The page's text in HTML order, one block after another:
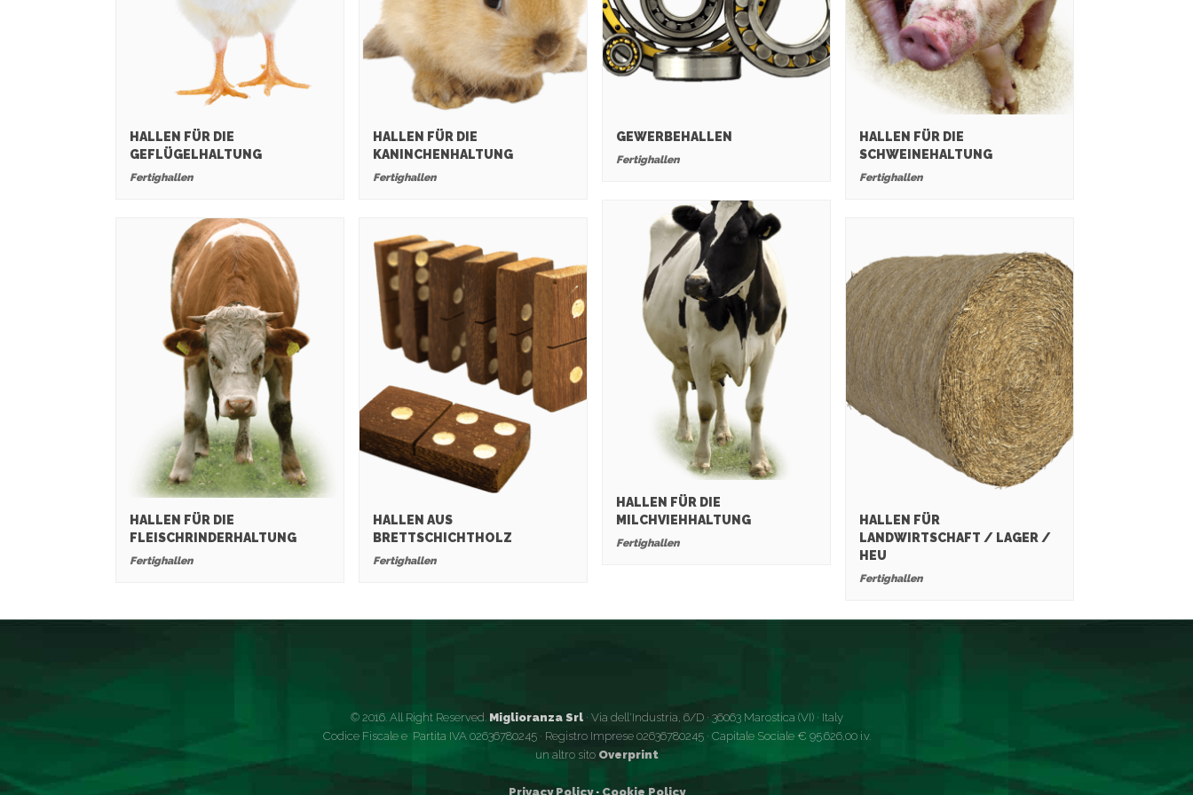
HALLEN FÜR DIE
GEFLÜGELHALTUNG
Fertighallen
HALLEN FÜR DIE
KANINCHENHALTUNG
Fertighallen
GEWERBEHALLEN
Fertighallen
HALLEN FÜR DIE
SCHWEINEHALTUNG
Fertighallen
HALLEN FÜR DIE
MILCHVIEHHALTUNG
Fertighallen
HALLEN FÜR DIE
FLEISCHRINDERHALTUNG
Fertighallen
HALLEN AUS
BRETTSCHICHTHOLZ
Fertighallen
HALLEN FÜR
LANDWIRTSCHAFT / LAGER /
HEU
Fertighallen
© 2016. All Right Reserved. Miglioranza Srl· Via dell'Industria, 6/D · 36063 Marostica (VI) · Italy
Codice Fiscale e Partita IVA 02636780245 · Registro Imprese 02636780245 · Capitale Sociale € 95.626,00 i.v.
un altro sito Overprint
Privacy Policy · Cookie Policy